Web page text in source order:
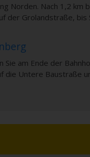
Norden. Nach 1,2 km
Grolandstraße, bis
Sie am Ende der
Untere Baustraße